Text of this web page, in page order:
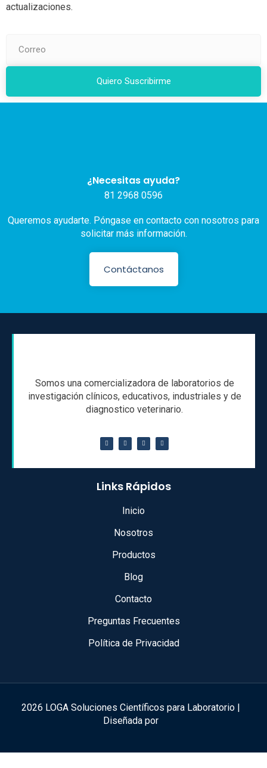
actualizaciones.
Quiero Suscribirme
¿Necesitas ayuda?
81 2968 0596
Queremos ayudarte. Póngase en contacto con nosotros para
solicitar más información.
Contáctanos
Somos una comercializadora de laboratorios de
investigación clínicos, educativos, industriales y de
diagnostico veterinario.
Links Rápidos
Inicio
Nosotros
Productos
Blog
Contacto
Preguntas Frecuentes
Política de Privacidad
2026 LOGA Soluciones Científicos para Laboratorio |
Diseñada por